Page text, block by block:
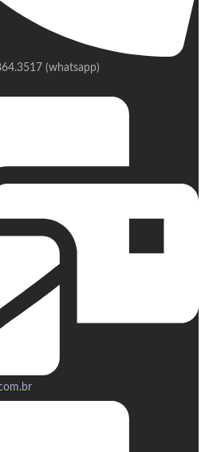
(whatsapp)